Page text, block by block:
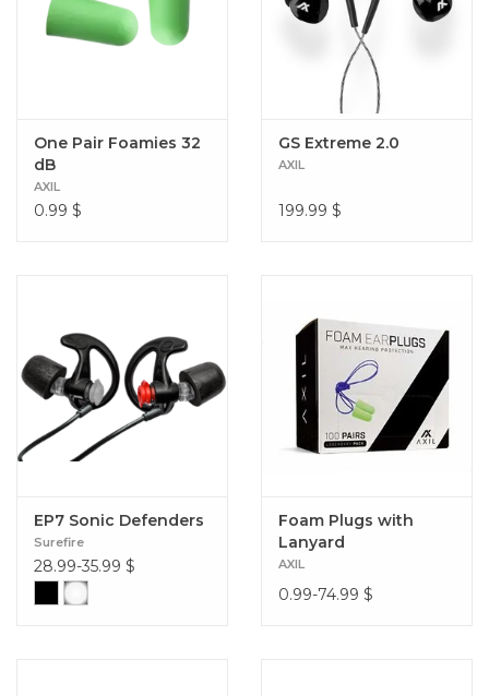
One Pair Foamies 32
dB
AXIL
0.99 $
GS Extreme 2.0
AXIL
199.99 $
EP7 Sonic Defenders
Surefire
28.99-35.99 $
Foam Plugs with
Lanyard
AXIL
0.99-74.99 $